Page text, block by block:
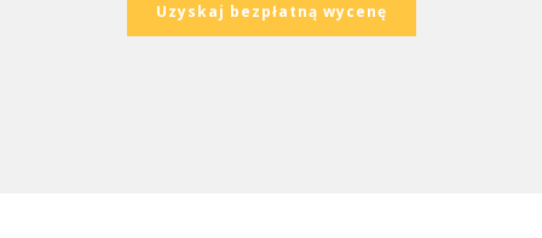
Uzyskaj bezpłatną wycenę